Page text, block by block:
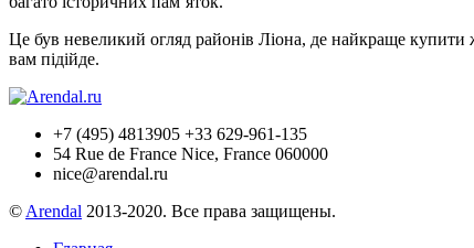
Це був невеликий огляд районів Ліона, де найкраще купити
вам підійде.
+7 (495) 4813905 +33 629-961-135
54 Rue de France Nice, France 060000
nice@arendal.ru
© Arendal 2013-2020. Все права защищены.